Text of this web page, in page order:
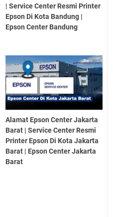
| Service Center Resmi Printer
Epson Di Kota Bandung |
Epson Center Bandung
Alamat Epson Center Jakarta
Barat | Service Center Resmi
Printer Epson Di Kota Jakarta
Barat | Epson Center Jakarta
Barat